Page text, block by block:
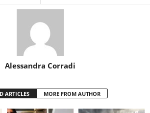
Alessandra Corradi
ARTICLES MORE FROM AUTHOR